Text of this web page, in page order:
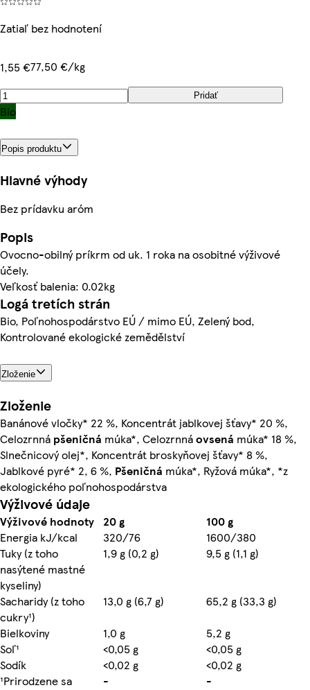
Zatiaľ bez hodnotení
1,55 €77,50 €/kg
Pridať
Bio
Popis produktu
Hlavné výhody
Bez prídavku aróm
Popis
Ovocno-obilný príkrm od uk. 1 roka na osobitné výživové
účely.
Veľkosť balenia: 0.02kg
Logá tretích strán
Bio, Poľnohospodárstvo EÚ / mimo EÚ, Zelený bod,
Kontrolované ekologické zemědělství
Zloženie
Zloženie
Banánové vločky* 22 %, Koncentrát jablkovej šťavy* 20 %,
Celozrnná pšeničná múka*, Celozrnnáovsená múka* 18 %,
Slnečnicový olej*, Koncentrát broskyňovej šťavy* 8 %,
Jablkové pyré* 2, 6 %, Pšeničná múka*, Ryžová múka*, *z
ekologického poľnohospodárstva
Výživové údaje
Výživové hodnoty 20 g
100 g
Energia kJ/kcal
320/76
1600/380
Tuky (z toho
nasýtené mastné
kyseliny)
1,9 g (0,2 g) 9,5 g (1,1 g)
Sacharidy (z toho
cukry¹)
13,0 g (6,7 g)
65,2 g (33,3 g)
Bielkoviny
1,0 g
5,2 g
Soľ¹
<0,05 g
<0,05 g
Sodík
<0,02 g
<0,02 g
¹Prirodzene sa
- -